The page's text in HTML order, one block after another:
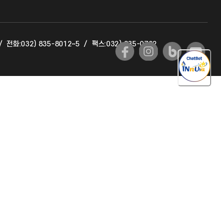
국제교류과
전화:032) 835-8012~5 / 팩스:032) 835-0702